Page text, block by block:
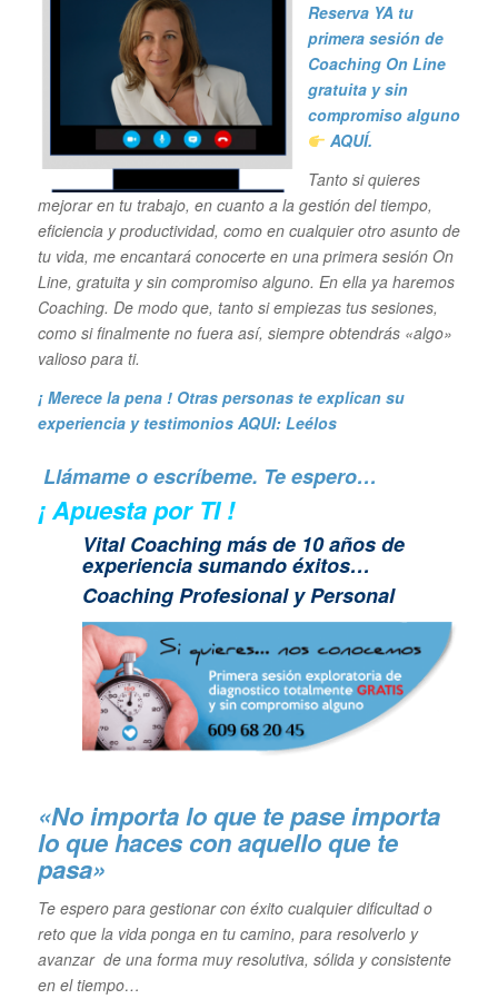
Reserva YA tu
primera sesión de
Coaching On Line
gratuita y sin
compromiso alguno
AQUÍ.
Tanto si quieres
mejorar en tu trabajo, en cuanto a la gestión del tiempo,
eficiencia y productividad, como en cualquier otro asunto de
tu vida, me encantará conocerte en una primera sesión On
Line, gratuita y sin compromiso alguno. En ella ya haremos
Coaching. De modo que, tanto si empiezas tus sesiones,
como si finalmente no fuera así, siempre obtendrás «algo»
valioso para ti.
¡ Merece la pena ! Otras personas te explican su
experiencia y testimonios AQUI: Leélos
Llámame o escríbeme. Te espero…
¡ Apuesta por TI !
Vital Coaching más de 10 años de
experiencia sumando éxitos…
Coaching Profesional y Personal
«No importa lo que te pase importa
lo que haces con aquello que te
pasa»
Te espero para gestionar con éxito cualquier dificultad o
reto que la vida ponga en tu camino, para resolverlo y
avanzar de una forma muy resolutiva, sólida y consistente
en el tiempo…